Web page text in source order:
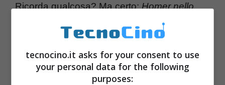
Ricorda qualcosa? Ma certo:Homer nello
tecnocino.it asks for your consent to use
your personal data for the following
purposes: